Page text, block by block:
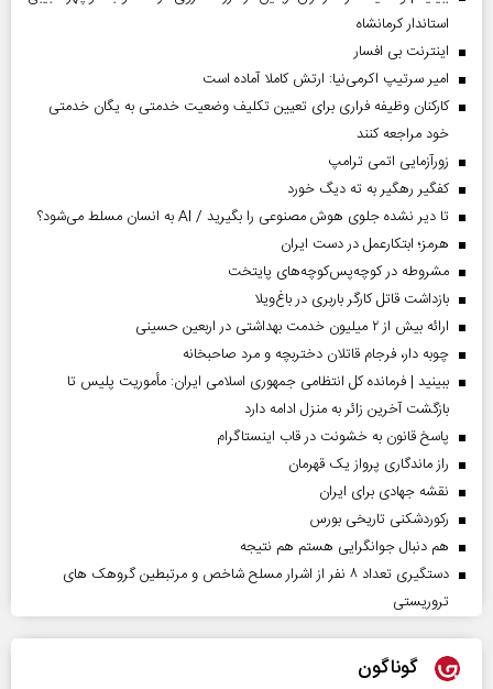
استاندار کرمانشاه
اینترنت بی افسار
امیر سرتیپ اکرمی‌نیا: ارتش کاملا آماده است
کارکنان وظیفه فراری برای تعیین تکلیف وضعیت خدمتی به یگان خدمتی
خود مراجعه کنند
زورآزمایی اتمی ترامپ
کفگیر رهگیر به ته دیگ خورد
تا دیر نشده جلوی هوش مصنوعی را بگیرید / AI به انسان مسلط می‌شود؟
هرمز؛ ابتکارعمل در دست ایران
مشروطه در کوچه‌پس‌کوچه‌های پایتخت
بازداشت قاتل کارگر باربری در باغ‌ویلا
ارائه بیش از ۲ میلیون خدمت بهداشتی در اربعین حسینی
چوبه دار، فرجام قاتلان دختربچه و مرد صاحبخانه
ببینید | فرمانده کل انتظامی جمهوری اسلامی ایران­: مأموریت پلیس تا
بازگشت آخرین زائر به منزل ادامه دارد
پاسخ قانون به خشونت در قاب اینستاگرام
راز ماندگاری پرواز یک قهرمان
نقشه جهادی برای ایران
رکوردشکنی تاریخی بورس
هم دنبال جوانگرایی هستم هم نتیجه
دستگیری تعداد ۸ نفر از اشرار مسلح شاخص و مرتبطین گروهک های
تروریستی
گوناگون